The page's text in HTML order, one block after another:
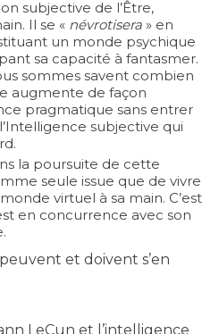
subjective de l’Être,
Il se « névrotisera » en
un monde psychique
sa capacité à fantasmer.
sommes savent combien
augmente de façon
pragmatique sans entrer
subjective qui
la poursuite de cette
seule issue que de vivre
virtuel à sa main. C’est
en concurrence avec son
et doivent s’en
LeCun et l’intelligence